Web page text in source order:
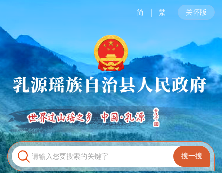
简 繁 关怀版